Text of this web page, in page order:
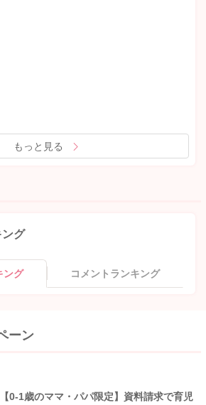
もっと見る
ング
ング コメントランキング
ーン
【0-1歳のママ・パパ限定】資料請求で育児